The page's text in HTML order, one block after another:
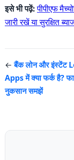
इसे भी पढ़ें: पीपीएफ
जारी रखें या सुरक्षित
←बैंक लोन और इंस्टेंट
Apps में क्या फर्क है?
नुकसान समझें